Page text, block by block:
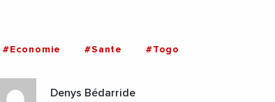
#Economie #Sante #Togo
Denys Bédarride